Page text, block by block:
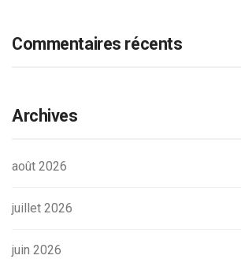
Commentaires récents
Archives
août 2026
juillet 2026
juin 2026